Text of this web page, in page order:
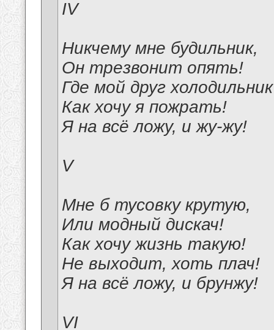
IV
Никчему мне будильник,
Он трезвонит опять!
Где мой друг
Как хочу я пожрать!
Я на всё ложу, и жу-жу!
V
Мне б тусовку крутую,
Или модный дискач!
Как хочу жизнь такую!
Не выходит, хоть плач!
Я на всё ложу, и брунжу!
VI